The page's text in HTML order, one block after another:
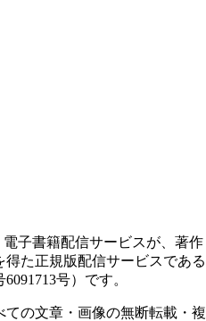
子書籍配信サービスが、著作
た正規版配信サービスである
号）です。
の文章・画像の無断転載・複